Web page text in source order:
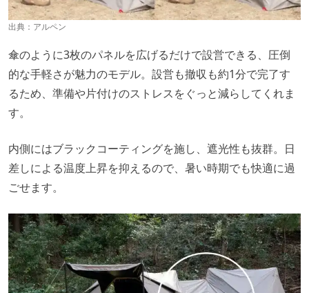
出典： アルペン
傘のように3枚のパネルを広げるだけで設営できる、圧倒
的な手軽さが魅力のモデル。設営も撤収も約1分で完了す
るため、準備や片付けのストレスをぐっと減らしてくれま
す。
内側にはブラックコーティングを施し、遮光性も抜群。日
差しによる温度上昇を抑えるので、暑い時期でも快適に過
ごせます。